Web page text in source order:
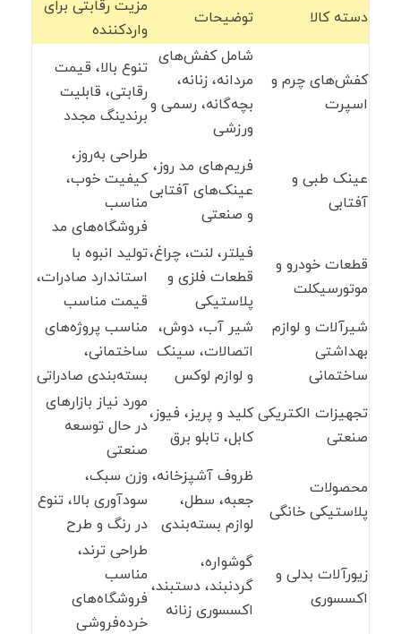
دسته کالا توضیحات
مزیت رقابتی برای
واردکننده
کفش‌های چرم و
اسپرت
شامل کفش‌های
مردانه، زنانه،
بچه‌گانه، رسمی و
ورزشی
تنوع بالا، قیمت
رقابتی، قابلیت
برندینگ مجدد
عینک طبی و
آفتابی
فریم‌های مد روز،
عینک‌های آفتابی
و صنعتی
طراحی به‌روز،
کیفیت خوب،
مناسب
فروشگاه‌های مد
قطعات خودرو و
موتورسیکلت
فیلتر، لنت، چراغ،
قطعات فلزی و
پلاستیکی
تولید انبوه با
استاندارد صادرات،
قیمت مناسب
شیرآلات و لوازم
بهداشتی
ساختمانی
شیر آب، دوش،
اتصالات، سینک
و لوازم لوکس
مناسب پروژه‌های
ساختمانی،
بسته‌بندی صادراتی
تجهیزات الکتریکی
صنعتی
کلید و پریز، فیوز،
کابل، تابلو برق
مورد نیاز بازارهای
در حال توسعه
صنعتی
محصولات
پلاستیکی خانگی
ظروف آشپزخانه،
جعبه، سطل،
لوازم بسته‌بندی
وزن سبک،
سودآوری بالا، تنوع
در رنگ و طرح
زیورآلات بدلی و
اکسسوری
گوشواره،
گردنبند، دستبند،
اکسسوری زنانه
طراحی ترند،
مناسب
فروشگاه‌های
خرده‌فروشی